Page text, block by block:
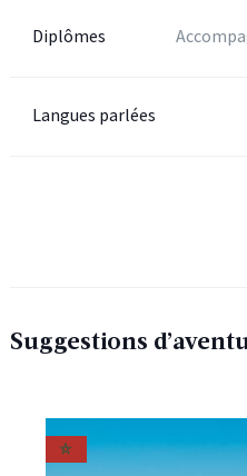
Diplômes
Langues parlées
Suggestions